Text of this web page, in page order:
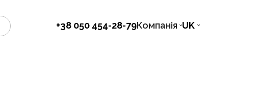
+38 050 454-28-79Компанія UK